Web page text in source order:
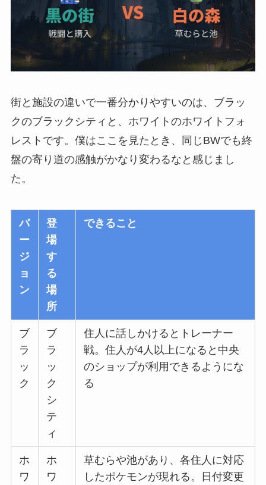
街と施設の違いで一番分かりやすいのは、ブラッ
クのブラックシティと、ホワイトのホワイトフォ
レストです。僕はここを見たとき、同じBWでも終
盤の寄り道の感触がかなり変わるなと感じまし
た。
バ
ー
ジ
ョ
ン
登
場
す
る
場
所
できること
ブ
ラ
ッ
ク
ブ
ラ
ッ
ク
シ
テ
ィ
住人に話しかけるとトレーナー
戦。住人が4人以上になると中央
のショップが利用できるようにな
る
ホ
ワ
ホ
ワ
草むらや池があり、各住人に対応
したポケモンが現れる。日付変更